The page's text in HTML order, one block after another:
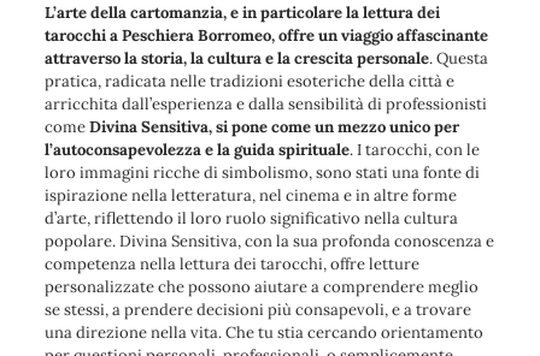
L’arte della cartomanzia, e in particolare la lettura dei
tarocchi a Peschiera Borromeo, offre un viaggio affascinante
attraverso la storia, la cultura e la crescita personale. Questa
pratica, radicata nelle tradizioni esoteriche della città e
arricchita dall’esperienza e dalla sensibilità di professionisti
comeDivina Sensitiva, si pone come un mezzo unico per
l’autoconsapevolezza e la guida spirituale. I tarocchi, con le
loro immagini ricche di simbolismo, sono stati una fonte di
ispirazione nella letteratura, nel cinema e in altre forme
d’arte, riflettendo il loro ruolo significativo nella cultura
popolare. Divina Sensitiva, con la sua profonda conoscenza e
competenza nella lettura dei tarocchi, offre letture
personalizzate che possono aiutare a comprendere meglio
se stessi, a prendere decisioni più consapevoli, e a trovare
una direzione nella vita. Che tu stia cercando orientamento